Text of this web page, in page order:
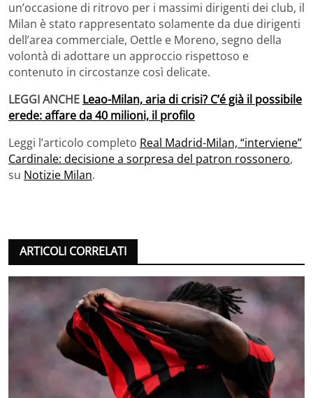
un’occasione di ritrovo per i massimi dirigenti dei club, il
Milan è stato rappresentato solamente da due dirigenti
dell’area commerciale, Oettle e Moreno, segno della
volontà di adottare un approccio rispettoso e
contenuto in circostanze così delicate.
LEGGI ANCHE Leao-Milan, aria di crisi? C’é già il possibile
erede: affare da 40 milioni, il profilo
Leggi l’articolo completo Real Madrid-Milan, “interviene”
Cardinale: decisione a sorpresa del patron rossonero,
su Notizie Milan.
ARTICOLI CORRELATI